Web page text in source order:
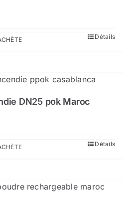
Détails
DN25 pok Maroc
Détails